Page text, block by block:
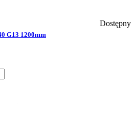
Dostępny
G13 1200mm